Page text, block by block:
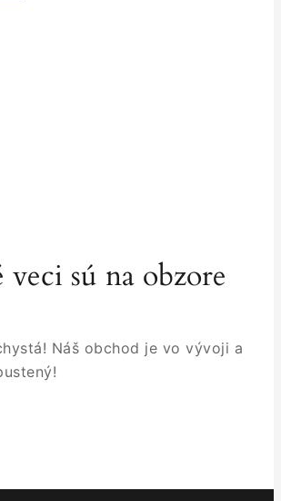
sú na obzore
Náš obchod je vo vývoji a